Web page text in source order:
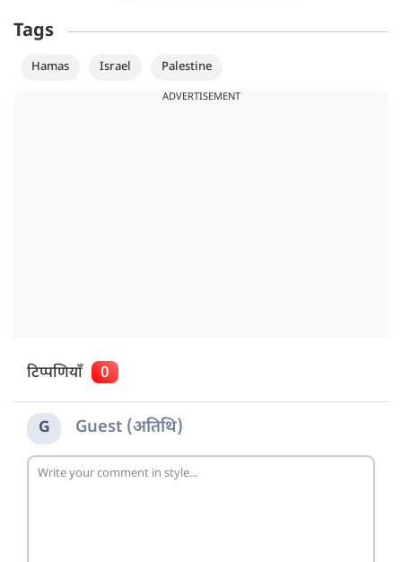
Tags
Hamas Israel Palestine
ADVERTISEMENT
टिप्पणियाँ 0
G Guest (अतिथि)